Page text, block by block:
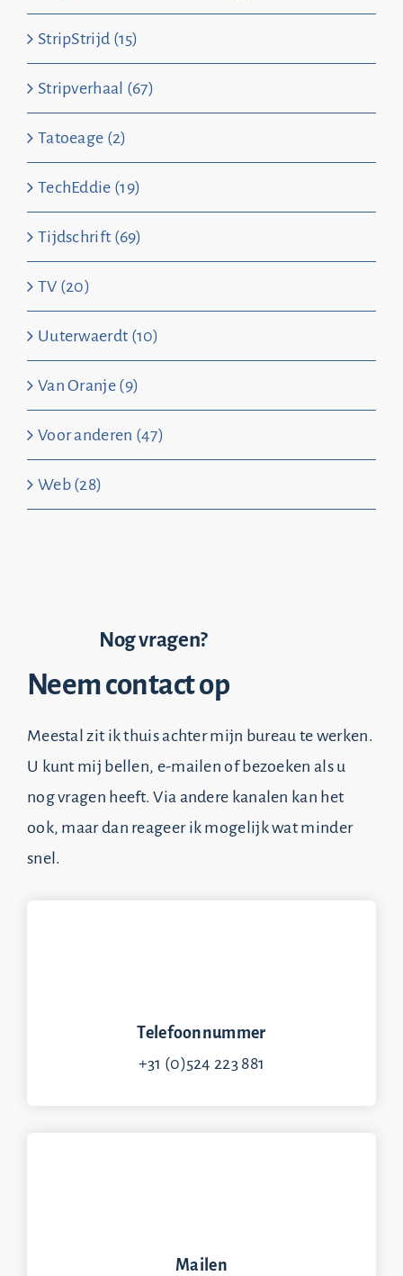
StripStrijd (15)
Stripverhaal (67)
Tatoeage (2)
TechEddie (19)
Tijdschrift (69)
TV (20)
Uuterwaerdt (10)
Van Oranje (9)
Voor anderen (47)
Web (28)
Nog vragen?
Neem contact op
Meestal zit ik thuis achter mijn bureau te werken.
U kunt mij bellen, e-mailen of bezoeken als u
nog vragen heeft. Via andere kanalen kan het
ook, maar dan reageer ik mogelijk wat minder
snel.
Telefoonnummer
+31 (0)524 223 881
Mailen